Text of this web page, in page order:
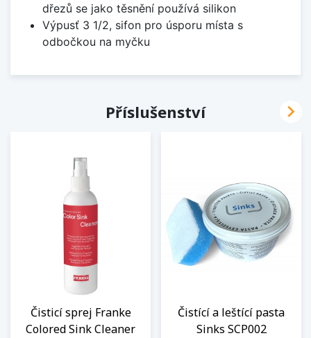
dřezů se jako těsnění používá silikon
Výpusť 3 1/2, sifon pro úsporu místa s
odbočkou na myčku
Příslušenství
Čisticí sprej Franke
Colored Sink Cleaner
Čistící a leštící pasta
Sinks SCP002
